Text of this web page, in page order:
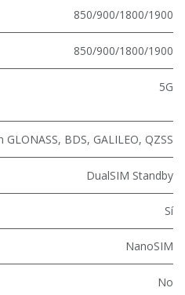
850/900/1800/1900
850/900/1800/1900
5G
GLONASS, BDS, GALILEO, QZSS
DualSIM Standby
Sí
NanoSIM
No